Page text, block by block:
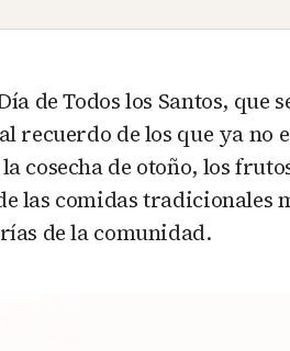
de Todos los Santos,
recuerdo de los que ya
cosecha de otoño, los
las comidas tradicionales
de la comunidad.